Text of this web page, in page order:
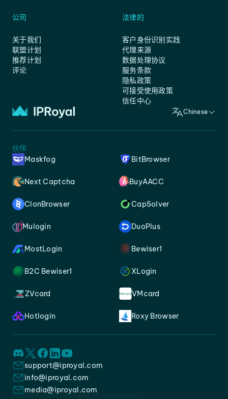
公司
关于我们
联盟计划
推荐计划
评论
法律的
客户身份识别实践
代理来源
数据处理协议
服务条款
隐私政策
可接受使用政策
信任中心
Chinese
伙伴
Maskfog
BitBrowser
Next Captcha BuyAACC
ClonBrowser CapSolver
Mulogin DuoPlus
MostLogin Bewiser1
B2C Bewiser1 XLogin
ZVcard VMcard
Hotlogin Roxy Browser
support@iproyal.com
info@iproyal.com
media@iproyal.com